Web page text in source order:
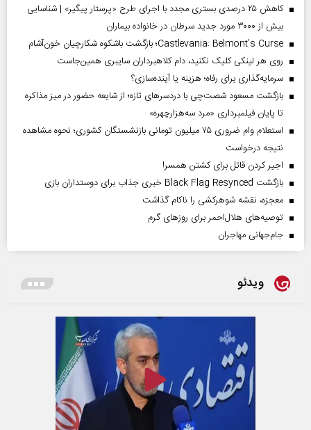
کاهش ۲۵ درصدی بستری مجدد با اجرای طرح «پرستار پیگیر» | شناسایی
بیش از ۳۰۰۰ مورد جدید سرطان در خانواده بیماران
Castlevania: Belmont’s Curse؛ بازگشت باشکوه شکارچیان خون‌آشام
روی هر لینکی کلیک نکنید، دام کلاهبرداران سایبری همین‌جاست
سرمایه‌گذاری برای رفاه؛ هزینه یا آینده‌سازی؟
بازگشت مسعود شصت‌چی با دردسر‌های تازه؛ از شایعه حضور در میز مذاکره
تا پایان فیلمبرداری «مرد سه‌هزارچهره»
استعلام وام ضروری ۷۵ میلیون تومانی بازنشستگان کشوری؛ نحوه مشاهده
نتیجه درخواست
اجیر کردن قاتل برای کشتن همسر!
بازگشت Black Flag Resynced خبری جذاب برای دوستداران بازی
معجزه، نقشه شوهرکشی را ناکام گذاشت
توصیه‌های هلال‌احمر برای روز‌های گرم
جام‌جهانی مهاجران
ویدئو